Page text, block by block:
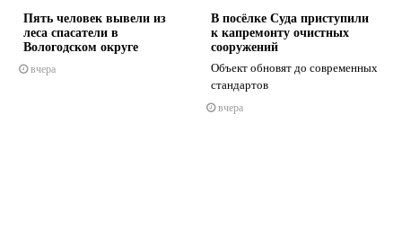
Пять человек вывели из
леса спасатели в
Вологодском округе
вчера
В посёлке Суда приступили
к капремонту очистных
сооружений
Объект обновят до современных
стандартов
вчера